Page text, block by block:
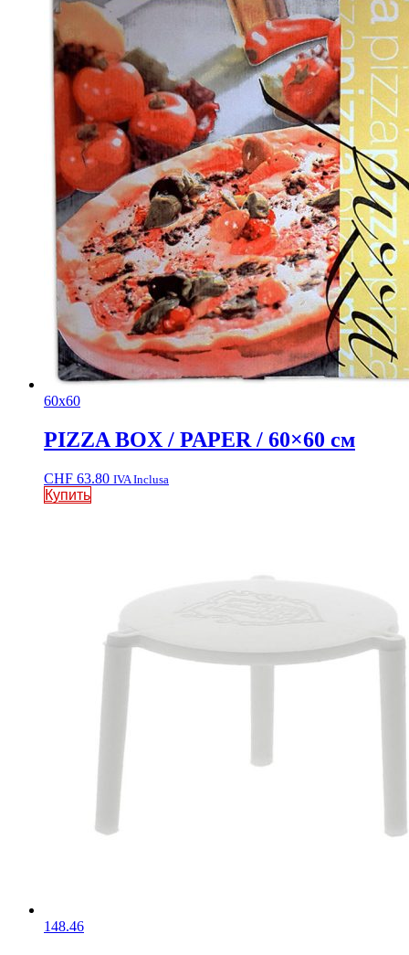
60x60
PIZZA BOX / PAPER / 60×60 см
CHF 63.80 IVA Inclusa
Купить
148.46